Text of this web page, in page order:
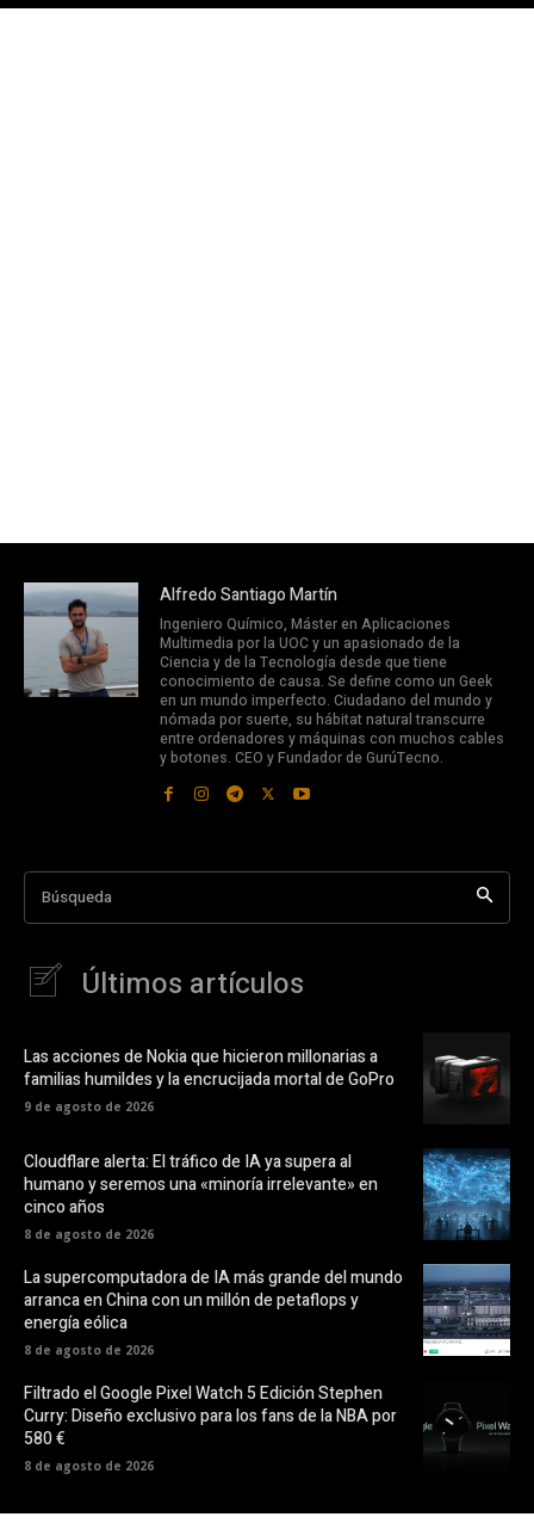
Alfredo Santiago Martín
Ingeniero Químico, Máster en Aplicaciones
Multimedia por la UOC y un apasionado de la
Ciencia y de la Tecnología desde que tiene
conocimiento de causa. Se define como un Geek
en un mundo imperfecto. Ciudadano del mundo y
nómada por suerte, su hábitat natural transcurre
entre ordenadores y máquinas con muchos cables
y botones. CEO y Fundador de GurúTecno.
Búsqueda
Últimos artículos
Las acciones de Nokia que hicieron millonarias a
familias humildes y la encrucijada mortal de GoPro
9 de agosto de 2026
Cloudflare alerta: El tráfico de IA ya supera al
humano y seremos una «minoría irrelevante» en
cinco años
8 de agosto de 2026
La supercomputadora de IA más grande del mundo
arranca en China con un millón de petaflops y
energía eólica
8 de agosto de 2026
Filtrado el Google Pixel Watch 5 Edición Stephen
Curry: Diseño exclusivo para los fans de la NBA por
580 €
8 de agosto de 2026